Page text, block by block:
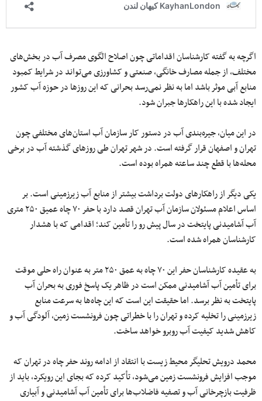
اگرچه به گفته کارشناسان اقداماتی چون اصلاح الگوی مصرف آب در بخش‌های
مختلف، از جمله مصارف خانگی، صنعتی و کشاورزی می‌تواند در شرایط کمبود
منابع آبی موثر باشد اما به نظر نمی‌رسد بحرانی که این روزها در حوزه آب کشور
ایجاد شده با این راهکارها جبران شود.
در این میان، جیره‌بندی آب در دستور کار سازمان آب استان‌های مختلفی چون
تهران و اصفهان قرار گرفته است. در شهر تهران طی روزهای گذشته آب در برخی
محله‌ها با قطع چند ساعته همراه بوده است.
یکی دیگر از راهکارهای دولت برداشت بیشتر از منابع آب زیرزمینی است. بر
اساس اعلام مسئولان سازمان آب تهران قصد دارد با حفر ۷۰ چاه عمیق ۲۵۰ متری
آب آشامیدنی پایتخت در سال پیش‌ رو را تأمین کند؛ اقدامی که با هشدار
کارشناسان همراه شده است.
به عقیده کارشناسان حفر این ۷۰ چاه به عمق ۲۵۰ متر به‌ عنوان راه‌ حلی موقت
برای تأمین آب آشامیدنی ممکن است در ظاهر یک پاسخ فوری به بحران آب
پایتخت به نظر برسد. اما حقیقت این است که این چاه‌ها به سرعت منابع
زیرزمینی را تخلیه کرده و تهران را با خطراتی چون فرونشست زمین، آلودگی آب و
کاهش شدید کیفیت آب روبرو خواهد ساخت.
محمد درویش تحلیگر محیط زیست با انتقاد از ادامه روند حفر چاه در تهران که
موجب افزایش فرونشست زمین می‌شود، تأکید کرده که بجای این رویکرد، باید از
ظرفیت بازچرخانی آب و تصفیه فاضلاب‌ها برای تأمین آب آشامیدنی و آبیاری